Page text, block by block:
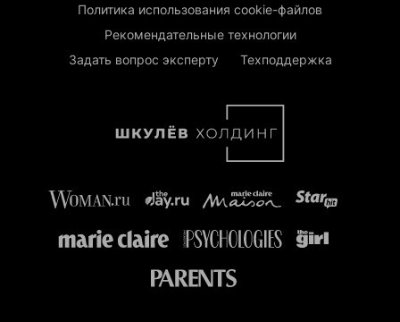
Политика использования cookie-файлов
Рекомендательные технологии
Задать вопрос эксперту
Техподдержка